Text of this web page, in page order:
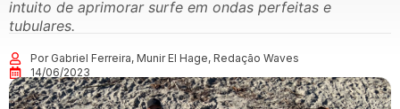
intuito de aprimorar surfe em ondas perfeitas e
tubulares.
Por Gabriel Ferreira, Munir El Hage, Redação Waves
14/06/2023